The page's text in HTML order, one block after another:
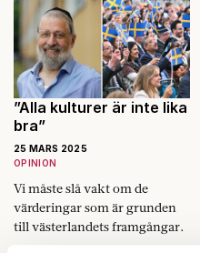
plocka fram motorsågen?
”Alla kulturer är inte lika
bra”
25 MARS 2025
OPINION
Vi måste slå vakt om de
värderingar som är grunden
till västerlandets framgångar.